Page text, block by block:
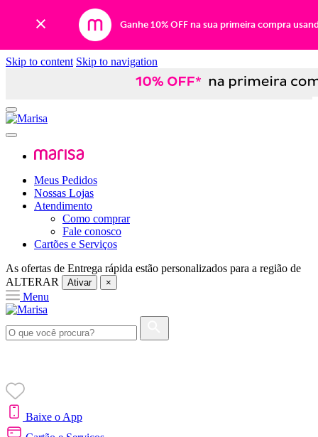
Ganhe 10% OFF na sua primeira compra
Skip to content Skip to navigation
Meus Pedidos
Nossas Lojas
Atendimento
Como comprar
Fale conosco
Cartões e Serviços
As ofertas de Entrega rápida estão personalizados para a região de
ALTERAR
Ativar ×
Menu
Baixe o App